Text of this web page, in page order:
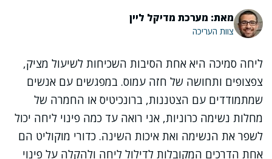
מאת: מערכת מדיקל ליין
צוות העריכה
ליחה סמיכה היא אחת הסיבות השכיחות לשיעול מציק,
צפצופים ותחושה של חזה עמוס. במפגשים עם אנשים
שמתמודדים עם הצטננות, ברונכיטיס או החמרה של
מחלות נשימה כרוניות, אני רואה עד כמה פינוי ליחה יכול
לשפר את הנשימה ואת איכות השינה. כדורי מוקוליט הם
אחת הדרכים המקובלות לדילול ליחה ולהקלה על פינוי